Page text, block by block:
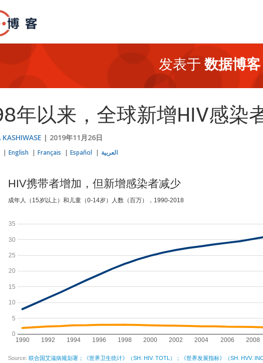
发表于 数据博客
年以来，全球新增HIV感染
2019年11月26日
English Français Español العربية